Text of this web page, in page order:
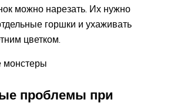
можно нарезать. Их нужно
горшки и ухаживать
цветком.
монстеры
проблемы при